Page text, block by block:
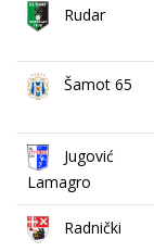
Rudar
Šamot 65
Jugović
Lamagro
Radnički